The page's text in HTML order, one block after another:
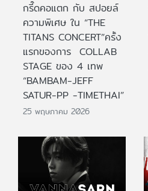
กรี๊ดคอแตก กับ สปอยล์
ความพิเศษ ใน “THE
TITANS CONCERT”ครั้ง
แรกของการ COLLAB
STAGE ของ 4 เทพ
“BAMBAM-JEFF
SATUR-PP -TIMETHAI”
25 พฤษภาคม 2026